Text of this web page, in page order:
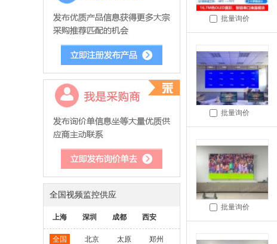
全国视频监控供应
上海 深圳 成都 西安
全国 北京 太原
郑州
批量询价
批量询价
批量询价